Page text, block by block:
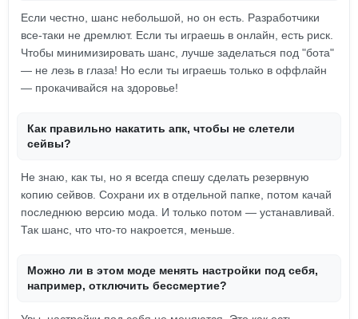
Если честно, шанс небольшой, но он есть. Разработчики
все-таки не дремлют. Если ты играешь в онлайн, есть риск.
Чтобы минимизировать шанс, лучше заделаться под "бота"
— не лезь в глаза! Но если ты играешь только в оффлайн
— прокачивайся на здоровье!
Как правильно накатить апк, чтобы не слетели
сейвы?
Не знаю, как ты, но я всегда спешу сделать резервную
копию сейвов. Сохрани их в отдельной папке, потом качай
последнюю версию мода. И только потом — устанавливай.
Так шанс, что что-то накроется, меньше.
Можно ли в этом моде менять настройки под себя,
например, отключить бессмертие?